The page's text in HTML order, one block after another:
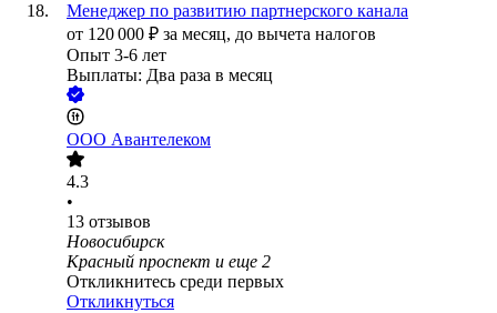
Менеджер по развитию партнерского канала
от 120 000 ₽ за месяц, до вычета налогов
Опыт 3-6 лет
Выплаты: Два раза в месяц
ООО Авантелеком
4.3
•
13 отзывов
Новосибирск
Красный проспект и еще 2
Откликнитесь среди первых
Откликнуться